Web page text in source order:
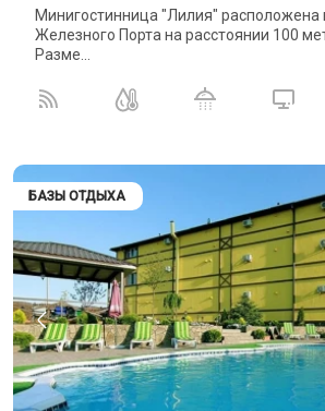
Минигостинница "Лилия" расположена
Железного Порта на расстоянии 100
Разме...
БАЗЫ ОТДЫХА